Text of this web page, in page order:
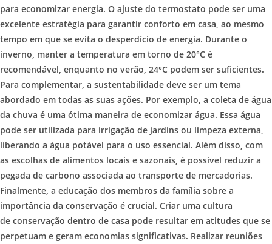
para economizar energia. O ajuste do termostato pode ser uma
excelente estratégia para garantir conforto em casa, ao mesmo
tempo em que se evita o desperdício de energia. Durante o
inverno, manter a temperatura em torno de 20°C é
recomendável, enquanto no verão, 24°C podem ser suficientes.
Para complementar, a sustentabilidade deve ser um tema
abordado em todas as suas ações. Por exemplo, a coleta de água
da chuva é uma ótima maneira de economizar água. Essa água
pode ser utilizada para irrigação de jardins ou limpeza externa,
liberando a água potável para o uso essencial. Além disso, com
as escolhas de alimentos locais e sazonais, é possível reduzir a
pegada de carbono associada ao transporte de mercadorias.
Finalmente, a educação dos membros da família sobre a
importância da conservação é crucial. Criar uma cultura
de conservação dentro de casa pode resultar em atitudes que se
perpetuam e geram economias significativas. Realizar reuniões